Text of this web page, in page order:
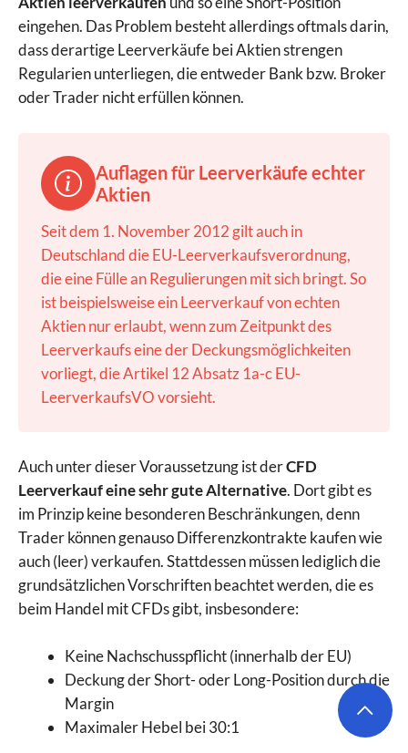
eingehen. Das Problem besteht allerdings oftmals darin,
dass derartige Leerverkäufe bei Aktien strengen
Regularien unterliegen, die entweder Bank bzw. Broker
oder Trader nicht erfüllen können.
Auflagen für Leerverkäufe echter
Aktien
Seit dem 1. November 2012 gilt auch in
Deutschland die EU-Leerverkaufsverordnung,
die eine Fülle an Regulierungen mit sich bringt. So
ist beispielsweise ein Leerverkauf von echten
Aktien nur erlaubt, wenn zum Zeitpunkt des
Leerverkaufs eine der Deckungsmöglichkeiten
vorliegt, die Artikel 12 Absatz 1a-c EU-
LeerverkaufsVO vorsieht.
Auch unter dieser Voraussetzung ist derCFD
Leerverkauf eine sehr gute Alternative. Dort gibt es
im Prinzip keine besonderen Beschränkungen, denn
Trader können genauso Differenzkontrakte kaufen wie
auch (leer) verkaufen. Stattdessen müssen lediglich die
grundsätzlichen Vorschriften beachtet werden, die es
beim Handel mit CFDs gibt, insbesondere:
Keine Nachschusspflicht (innerhalb der EU)
Deckung der Short- oder Long-Position durch die
Margin
Maximaler Hebel bei 30:1